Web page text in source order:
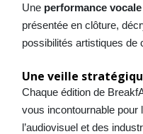
Une performance
présentée en clôture,
possibilités artistiques de
Une veille
Chaque édition de
vous incontournable pour
l’audiovisuel et des